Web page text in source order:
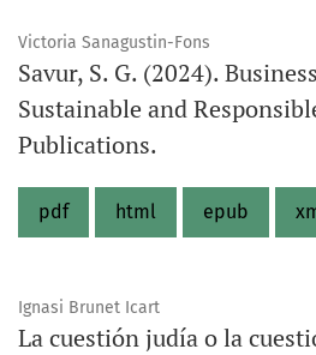
Victoria Sanagustin-Fons
Savur, S. G. (2024).
Sustainable and
Publications.
pdf html epub
Ignasi Brunet Icart
La cuestión judía o la